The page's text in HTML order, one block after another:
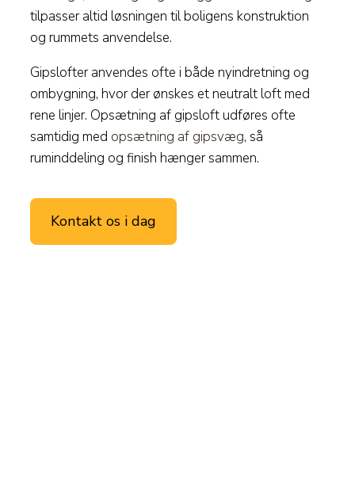
tilpasser altid løsningen til boligens konstruktion
og rummets anvendelse.
Gipslofter anvendes ofte i både nyindretning og
ombygning, hvor der ønskes et neutralt loft med
rene linjer. Opsætning af gipsloft udføres ofte
samtidig med opsætning af gipsvæg, så
ruminddeling og finish hænger sammen.
Kontakt os i dag